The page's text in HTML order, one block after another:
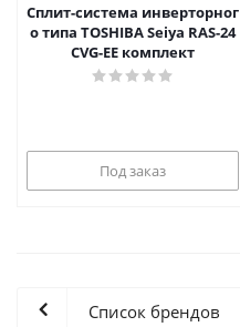
Сплит-система инверторног
о типа TOSHIBA Seiya RAS-24
CVG-EE комплект
Под заказ
Список брендов